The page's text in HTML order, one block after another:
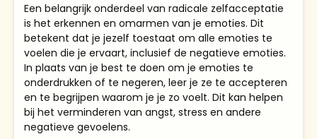
Een belangrijk onderdeel van radicale zelfacceptatie
is het erkennen en omarmen van je emoties. Dit
betekent dat je jezelf toestaat om alle emoties te
voelen die je ervaart, inclusief de negatieve emoties.
In plaats van je best te doen om je emoties te
onderdrukken of te negeren, leer je ze te accepteren
en te begrijpen waarom je je zo voelt. Dit kan helpen
bij het verminderen van angst, stress en andere
negatieve gevoelens.